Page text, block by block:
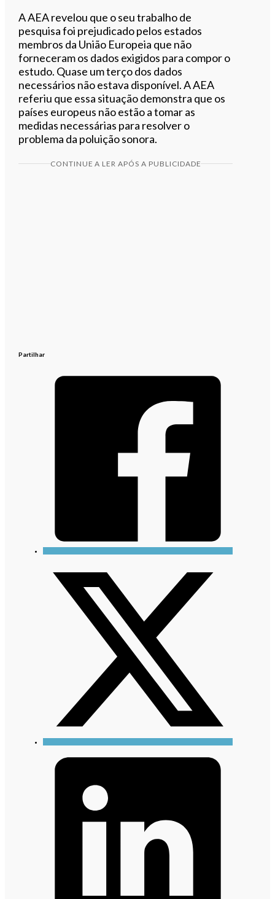
A AEA revelou que o seu trabalho de
pesquisa foi prejudicado pelos estados
membros da União Europeia que não
forneceram os dados exigidos para compor o
estudo. Quase um terço dos dados
necessários não estava disponível. A AEA
referiu que essa situação demonstra que os
países europeus não estão a tomar as
medidas necessárias para resolver o
problema da poluição sonora.
CONTINUE A LER APÓS A PUBLICIDADE
Partilhar